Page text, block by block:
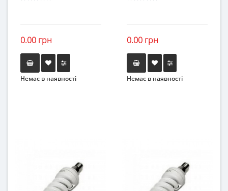
0.00 грн
Немає в наявності
0.00 грн
Немає в наявності